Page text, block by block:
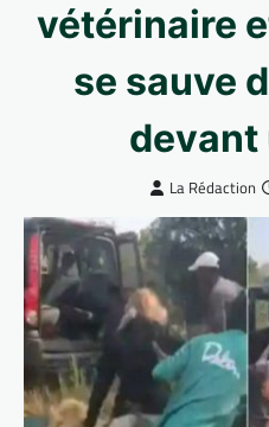
vétérinaire
se sauve
devant
La Rédaction